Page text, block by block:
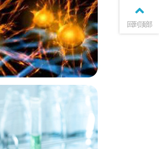
回到顶部